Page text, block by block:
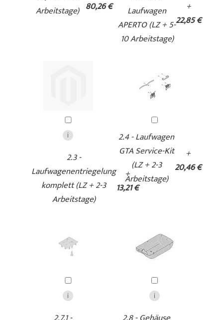
Arbeitstage) 80,26 €
Laufwagen
APERTO (LZ + 5-
10 Arbeitstage)
+
22,85 €
2.3 -
Laufwagenentriegelung
komplett (LZ + 2-3
Arbeitstage)
+
13,21 €
2.4 - Laufwagen
GTA Service-Kit
(LZ + 2-3
Arbeitstage)
+
20,46 €